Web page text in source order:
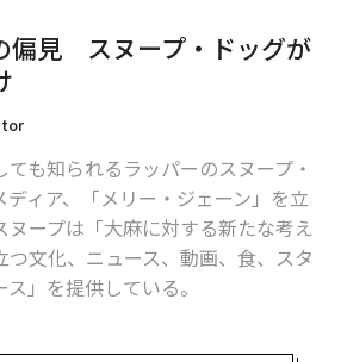
偏見 スヌープ・ドッグが
も知られるラッパーのスヌープ・
ディア、「メリー・ジェーン」を立
ヌープは「大麻に対する新たな考え
つ文化、ニュース、動画、食、スタ
」を提供している。